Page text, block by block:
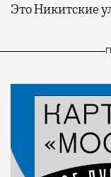
Это Никитские